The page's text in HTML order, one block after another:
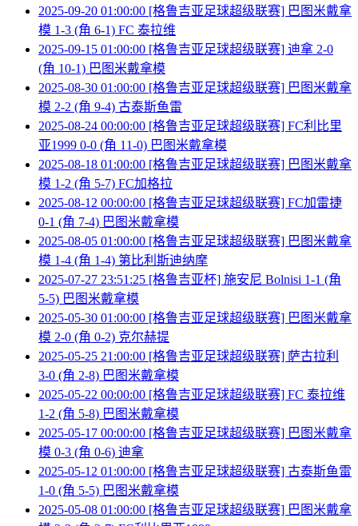
2025-09-20 01:00:00 [格鲁吉亚足球超级联赛] 巴图米戴拿
模 1-3 (角 6-1) FC 泰拉维
2025-09-15 01:00:00 [格鲁吉亚足球超级联赛] 迪拿 2-0
(角 10-1) 巴图米戴拿模
2025-08-30 01:00:00 [格鲁吉亚足球超级联赛] 巴图米戴拿
模 2-2 (角 9-4) 古泰斯鱼雷
2025-08-24 00:00:00 [格鲁吉亚足球超级联赛] FC利比里
亚1999 0-0 (角 11-0) 巴图米戴拿模
2025-08-18 01:00:00 [格鲁吉亚足球超级联赛] 巴图米戴拿
模 1-2 (角 5-7) FC加格拉
2025-08-12 00:00:00 [格鲁吉亚足球超级联赛] FC加雷捷
0-1 (角 7-4) 巴图米戴拿模
2025-08-05 01:00:00 [格鲁吉亚足球超级联赛] 巴图米戴拿
模 1-4 (角 1-4) 第比利斯迪纳摩
2025-07-27 23:51:25 [格鲁吉亚杯] 施安尼 Bolnisi 1-1 (角
5-5) 巴图米戴拿模
2025-05-30 01:00:00 [格鲁吉亚足球超级联赛] 巴图米戴拿
模 2-0 (角 0-2) 克尔赫提
2025-05-25 21:00:00 [格鲁吉亚足球超级联赛] 萨古拉利
3-0 (角 2-8) 巴图米戴拿模
2025-05-22 00:00:00 [格鲁吉亚足球超级联赛] FC 泰拉维
1-2 (角 5-8) 巴图米戴拿模
2025-05-17 00:00:00 [格鲁吉亚足球超级联赛] 巴图米戴拿
模 0-3 (角 0-6) 迪拿
2025-05-12 01:00:00 [格鲁吉亚足球超级联赛] 古泰斯鱼雷
1-0 (角 5-5) 巴图米戴拿模
2025-05-08 01:00:00 [格鲁吉亚足球超级联赛] 巴图米戴拿